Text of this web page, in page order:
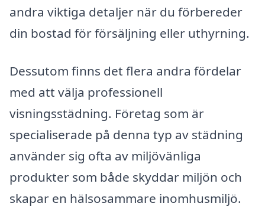
andra viktiga detaljer när du förbereder
din bostad för försäljning eller uthyrning.
Dessutom finns det flera andra fördelar
med att välja professionell
visningsstädning. Företag som är
specialiserade på denna typ av städning
använder sig ofta av miljövänliga
produkter som både skyddar miljön och
skapar en hälsosammare inomhusmiljö.